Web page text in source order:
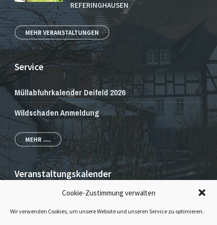
Cookie-Zustimmung verwalten
Wir verwenden Cookies, um unsere Website und unseren Service zu optimieren.
REFERINGHAUSEN
MEHR VERANSTALTUNGEN
Service
Müllabfuhrkalender Deifeld 2026
Wildschaden Anmeldung
MEHR ....
Veranstaltungskalender
Veranstaltungen und Gottesdienste